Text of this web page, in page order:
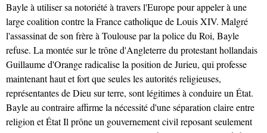
Bayle à utiliser sa notoriété à travers l'Europe pour appeler à une
large coalition contre la France catholique de Louis XIV. Malgré
l'assassinat de son frère à Toulouse par la police du Roi, Bayle
refuse. La montée sur le trône d'Angleterre du protestant hollandais
Guillaume d'Orange radicalise la position de Jurieu, qui professe
maintenant haut et fort que seules les autorités religieuses,
représentantes de Dieu sur terre, sont légitimes à conduire un État.
Bayle au contraire affirme la nécessité d'une séparation claire entre
religion et État Il prône un gouvernement civil reposant seulement